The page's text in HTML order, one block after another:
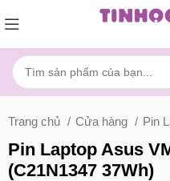
Trang chủ Cửa hàng Pin
Pin Laptop Asus
(C21N1347 37Wh)